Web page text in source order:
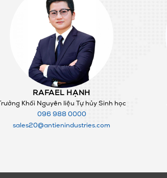
RAFAEL HẠNH
Trưởng Khối Nguyên liệu Tự hủy Sinh học
096 988 0000
sales20@antienindustries.com